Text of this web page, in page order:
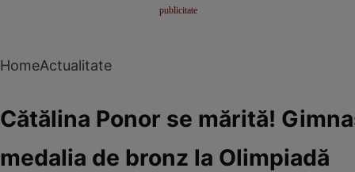
HomeActualitate
Cătălina Ponor se mărită!
medalia de bronz la Olimpiadă